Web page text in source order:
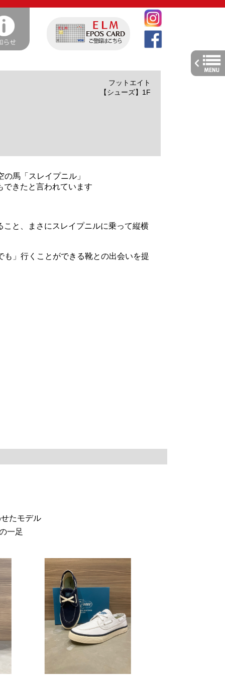
toggle
フットエイト
【シューズ】1F
馬「スレイプニル」
できたと言われています
と、まさにスレイプニルに乗って縦横
」行くことができる靴との出会いを提
たモデル
一足